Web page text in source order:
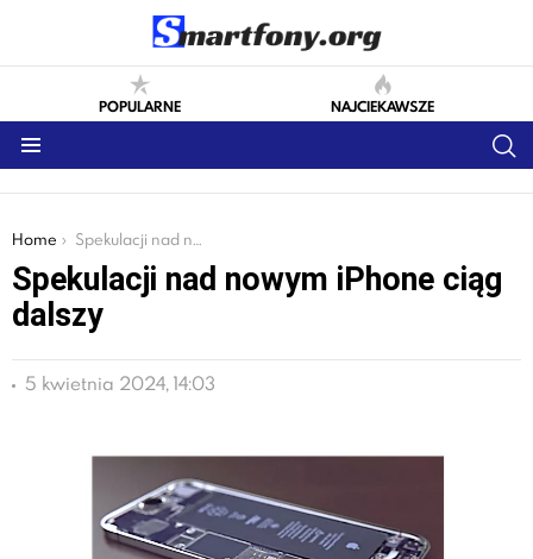
POPULARNE NAJCIEKAWSZE
You are here:
Home Spekulacji nad nowym iPhone ciąg dalszy
Spekulacji nad nowym iPhone ciąg
dalszy
5 kwietnia 2024, 14:03